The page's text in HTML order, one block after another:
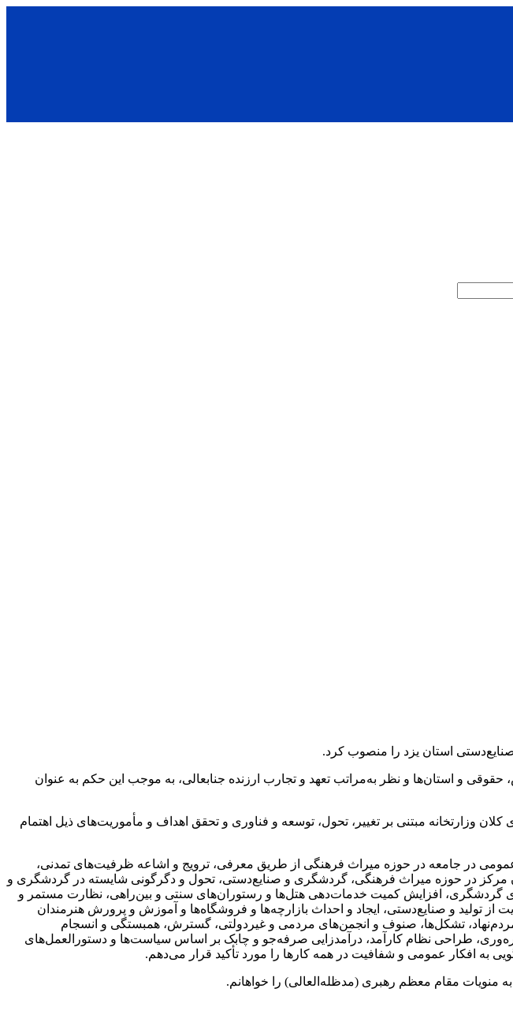
استان یزد را منصوب کرد.
و استان‌ها و نظر به‌مراتب تعهد و تجارب ارزنده جنابعالی، به‌ موجب این حکم به ‌عنوان
وزارتخانه مبتنی بر تغییر، تحول، توسعه و فناوری و تحقق اهداف و مأموریت‌های ذیل اهتمام
در جامعه در حوزه میراث فرهنگی از طریق معرفی، ترویج و اشاعه ظرفیت‌های تمدنی،
مرکز در حوزه میراث فرهنگی، گردشگری و صنایع‌دستی، تحول و دگرگونی شایسته در گردشگری و
افزایش کمیت خدمات‌دهی هتل‌ها و رستوران‌های سنتی و بین‌راهی، نظارت مستمر و
از تولید و صنایع‌دستی، ایجاد و احداث بازارچه‌ها و فروشگاه‌ها و آموزش و پرورش هنرمندان
مردم‌نهاد، تشکل‌ها، صنوف و انجمن‌های مردمی و غیردولتی، گسترش، همبستگی و انسجام
طراحی نظام کارآمد، درآمدزایی صرفه‌جو و چابک بر اساس سیاست‌ها و دستورالعمل‌های
به افکار عمومی و شفافیت در همه کارها را مورد تأکید قرار می‌دهم.
منویات مقام معظم رهبری (مدظله‌العالی) را خواهانم.